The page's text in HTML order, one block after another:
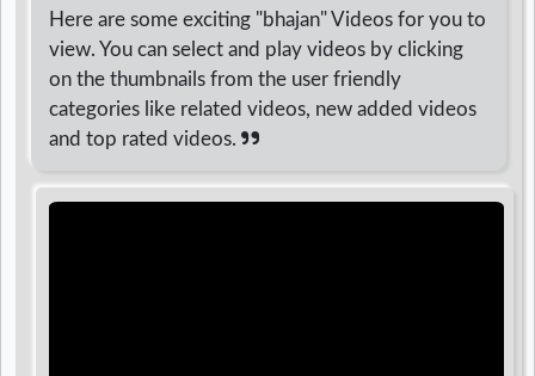
Here are some exciting "bhajan" Videos for you to
view. You can select and play videos by clicking
on the thumbnails from the user friendly
categories like related videos, new added videos
and top rated videos.